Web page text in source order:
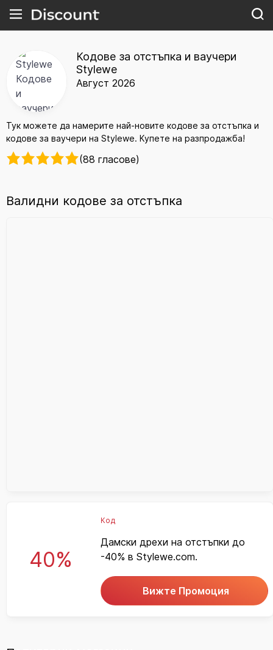
Кодове за отстъпка и ваучери
Stylewe
Август 2026
Тук можете да намерите най-новите кодове за отстъпка и
кодове за ваучери на Stylewe. Купете на разпродажба!
(88 гласове)
Валидни кодове за отстъпка
40%
Код
Дамски дрехи на отстъпки до
-40% в Stylewe.com.
Вижте Промоция